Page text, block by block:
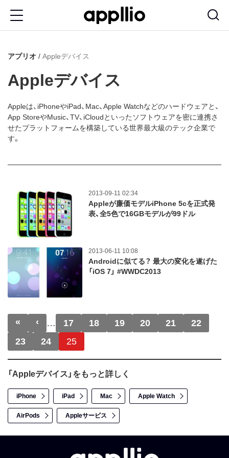
ン
ツ
に
アプリオ Appleデバイス
Appleデバイス
Appleは、iPhoneやiPad、Mac、Apple Watchなどのハードウェアと、
App StoreやMusic、TV、iCloudといったソフトウェアを密に連携さ
せたプラットフォームを構築している世界最大級のテック企業で
す。
2013-09-11 02:34
Appleが廉価モデルiPhone 5cを正式発
表、全5色で16GBモデルが99ドル
2013-06-11 10:08
Androidに似てる？ 最大の変化を遂げた
「iOS 7」 #WWDC2013
ページ送り
« 先頭ページ
‹ 前ページ
… 17 18 19 20 21
22
23
24 25
「Appleデバイス」をもっと詳しく
iPhone iPad Mac Apple Watch
AirPods Appleサービス